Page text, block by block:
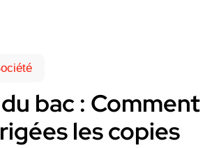
bac : Comment
les copies